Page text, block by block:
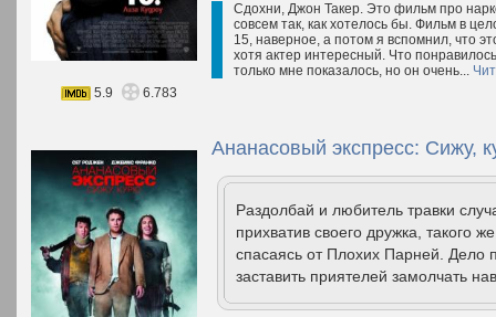
Сдохни, Джон Такер. Это фильм про
совсем так, как хотелось бы. Фильм в
15, наверное, а потом я вспомнил, что
хотя актер интересный. Что
только мне показалось, но он очень...
5.9
6.783
Ананасовый экспресс: Сижу,
Раздолбай и любитель травки
прихватив своего дружка, такого
спасаясь от Плохих Парней.
заставить приятелей замолчать